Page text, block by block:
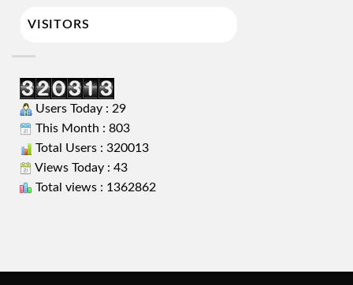
VISITORS
Users Today : 29
This Month : 803
Total Users : 320013
Views Today : 43
Total views : 1362862